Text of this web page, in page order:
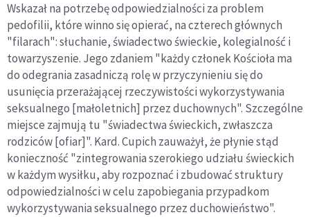
Wskazał na potrzebę odpowiedzialności za problem
pedofilii, które winno się opierać, na czterech głównych
"filarach": słuchanie, świadectwo świeckie, kolegialność i
towarzyszenie. Jego zdaniem "każdy członek Kościoła ma
do odegrania zasadniczą rolę w przyczynieniu się do
usunięcia przerażającej rzeczywistości wykorzystywania
seksualnego [małoletnich] przez duchownych". Szczególne
miejsce zajmują tu "świadectwa świeckich, zwłaszcza
rodziców [ofiar]". Kard. Cupich zauważył, że płynie stąd
konieczność "zintegrowania szerokiego udziału świeckich
w każdym wysiłku, aby rozpoznać i zbudować struktury
odpowiedzialności w celu zapobiegania przypadkom
wykorzystywania seksualnego przez duchowieństwo".